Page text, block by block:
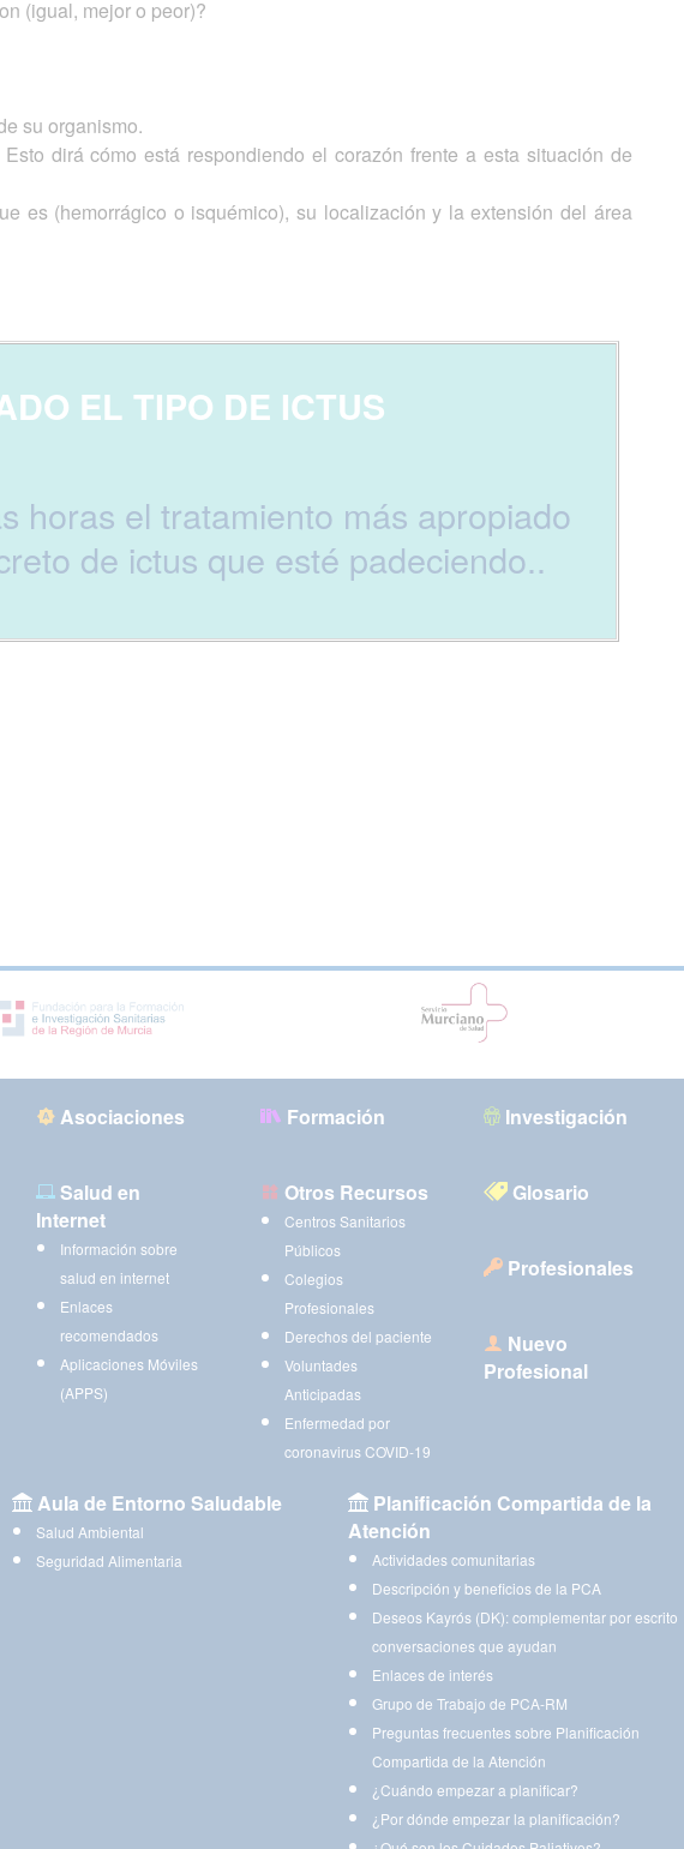
(igual, mejor o peor)?
su organismo.
Esto dirá cómo está respondiendo el corazón frente a esta situación de
es (hemorrágico o isquémico), su localización y la extensión del área
EL TIPO DE ICTUS
horas el tratamiento más apropiado
de ictus que esté padeciendo..
Asociaciones Formación Investigación
Salud en
Internet
Información sobre
salud en internet
Enlaces
recomendados
Aplicaciones Móviles
(APPS)
Otros Recursos
Centros Sanitarios
Públicos
Colegios
Profesionales
Derechos del paciente
Voluntades
Anticipadas
Enfermedad por
coronavirus COVID-19
Glosario
Profesionales
Nuevo
Profesional
Aula de Entorno Saludable
Salud Ambiental
Seguridad Alimentaria
Planificación Compartida de la
Atención
Actividades comunitarias
Descripción y beneficios de la PCA
Deseos Kayrós (DK): complementar por escrito
conversaciones que ayudan
Enlaces de interés
Grupo de Trabajo de PCA-RM
Preguntas frecuentes sobre Planificación
Compartida de la Atención
¿Cuándo empezar a planificar?
¿Por dónde empezar la planificación?